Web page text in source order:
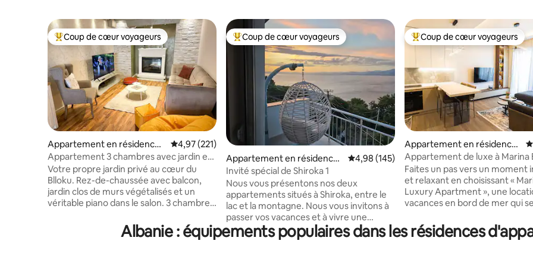
Coups de cœur voyageurs les plus appréciés
Coup de cœur voyageurs
Appartement en résidence ⋅
Tiranë
Évaluation moyenne sur la base de 221 commentaires : 4,97 sur 5
4,97 (221)
Appartement 3 chambres avec jardin et
piano, au cœur du Blloku
Votre propre jardin privé au cœur du
Blloku. Rez-de-chaussée avec balcon,
jardin clos de murs végétalisés et un
véritable piano dans le salon. 3 chambres
bureau + matelas gonflable pour le
Coups de cœur voyageurs les plus appréciés
Coup de cœur voyageurs
Appartement en résidence ⋅
Shiroka
Évaluation moyenne sur la base de 145
4,98 (145)
Invité spécial de Shiroka 1
Nous vous présentons nos deux
appartements situés à Shiroka, entre le
lac et la montagne. Nous vous invitons à
passer vos vacances et à vivre une
expérience incroyable dans l'air frais et
les vues à couper le souffle, à
Coups de cœur voyageurs les
Coup de cœur voyageurs
Appartement en résidence
⋅ Vlorë
Appartement de luxe à Marina
Faites un pas vers un moment
et relaxant en choisissant «
Luxury Apartment », une
vacances en bord de mer qui
complexes hôteliers d'Albanie,
Bay Resort & Casino ». Cette location est
Albanie : équipements populaires dans les résidences